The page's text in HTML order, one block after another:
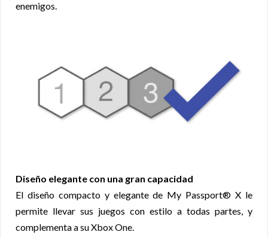
enemigos.
Diseño elegante con una gran capacidad
El diseño compacto y elegante de My Passport® X le
permite llevar sus juegos con estilo a todas partes, y
complementa a su Xbox One.